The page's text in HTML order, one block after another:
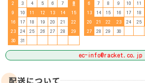
2
3 4 5 6 7
8
9
10 11 12 13 14
15
16
17 18 19 20 21
22
23
24 25 26 27 28
29
30
31
6
7 8 9 10 11
13
14 15 16 17 18
20
21 22 23 24 25
27
28 29 30
ec-info@racket.co.jp